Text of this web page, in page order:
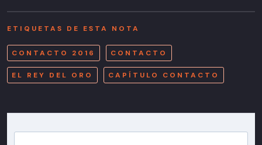
ETIQUETAS DE ESTA NOTA
CONTACTO 2016 CONTACTO
EL REY DEL ORO CAPÍTULO CONTACTO